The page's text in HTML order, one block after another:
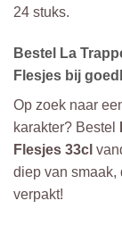
24 stuks.
Bestel La
Flesjes bij
Op zoek naar
karakter? Bestel
Flesjes 33cl
diep van smaak,
verpakt!